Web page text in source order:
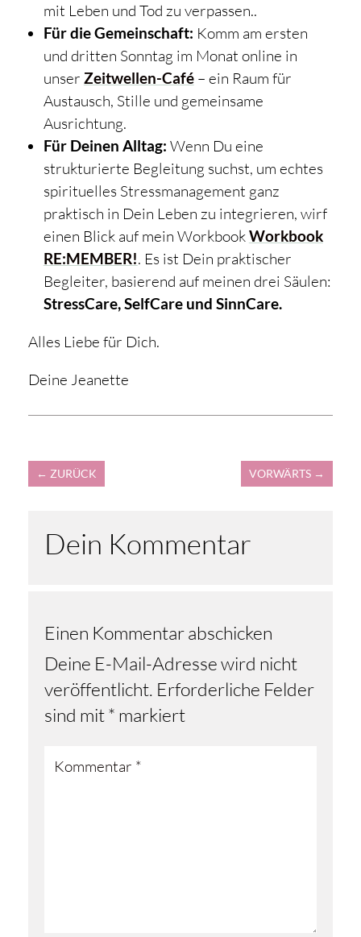
mit Leben und Tod zu verpassen..
Für die Gemeinschaft: Komm am ersten
und dritten Sonntag im Monat online in
unser Zeitwellen-Café– ein Raum für
Austausch, Stille und gemeinsame
Ausrichtung.
Für Deinen Alltag: Wenn Du eine
strukturierte Begleitung suchst, um echtes
spirituelles Stressmanagement ganz
praktisch in Dein Leben zu integrieren, wirf
einen Blick auf mein WorkbookWorkbook
RE:MEMBER!. Es ist Dein praktischer
Begleiter, basierend auf meinen drei Säulen:
StressCare, SelfCare und SinnCare.
Alles Liebe für Dich.
Deine Jeanette
← ZURÜCK VORWÄRTS →
Dein Kommentar
Einen Kommentar abschicken
Deine E-Mail-Adresse wird nicht
veröffentlicht. Erforderliche Felder
sind mit* markiert